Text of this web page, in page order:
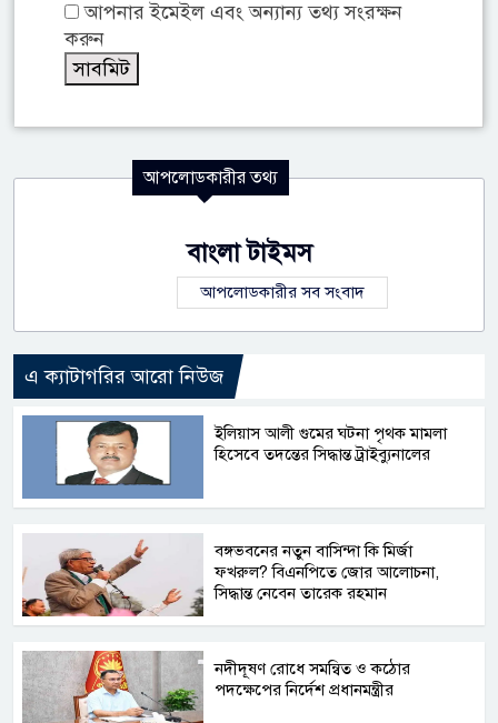
আপনার ইমেইল এবং অন্যান্য তথ্য সংরক্ষন
করুন
আপলোডকারীর তথ্য
বাংলা টাইমস
আপলোডকারীর সব সংবাদ
এ ক্যাটাগরির আরো নিউজ
ইলিয়াস আলী গুমের ঘটনা পৃথক মামলা
হিসেবে তদন্তের সিদ্ধান্ত ট্রাইব্যুনালের
বঙ্গভবনের নতুন বাসিন্দা কি মির্জা
ফখরুল? বিএনপিতে জোর আলোচনা,
সিদ্ধান্ত নেবেন তারেক রহমান
নদীদূষণ রোধে সমন্বিত ও কঠোর
পদক্ষেপের নির্দেশ প্রধানমন্ত্রীর